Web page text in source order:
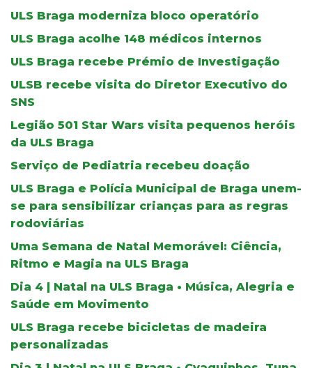
ULS Braga moderniza bloco operatório
ULS Braga acolhe 148 médicos internos
ULS Braga recebe Prémio de Investigação
ULSB recebe visita do Diretor Executivo do
SNS
Legião 501 Star Wars visita pequenos heróis
da ULS Braga
Serviço de Pediatria recebeu doação
ULS Braga e Polícia Municipal de Braga unem-
se para sensibilizar crianças para as regras
rodoviárias
Uma Semana de Natal Memorável: Ciência,
Ritmo e Magia na ULS Braga
Dia 4 | Natal na ULS Braga • Música, Alegria e
Saúde em Movimento
ULS Braga recebe bicicletas de madeira
personalizadas